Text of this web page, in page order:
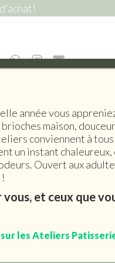
ART DE LA TABLE /
année vous
maison,
conviennent à
un instant
Ouvert aux
et ceux que
sur les Ateliers